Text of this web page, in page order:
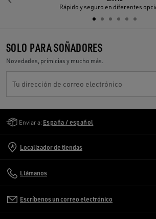
Rápido y seguro en diferentes
Anterior
SOLO PARA SOÑADORES
Novedades, primicias y mucho más.
Tu dirección de correo electrónico
Enviar a: España / español
Localizador de tiendas
Llámanos
Escríbenos un correo electrónico